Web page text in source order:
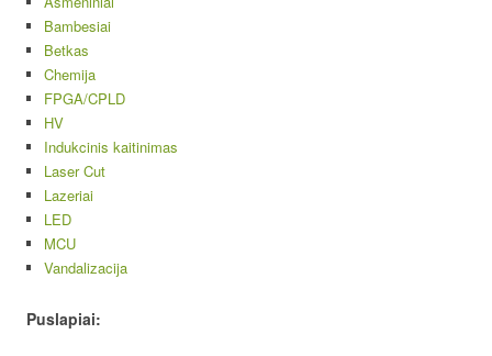
Bambesiai
Betkas
Chemija
FPGA/CPLD
HV
Indukcinis kaitinimas
Laser Cut
Lazeriai
LED
MCU
Vandalizacija
Puslapiai: